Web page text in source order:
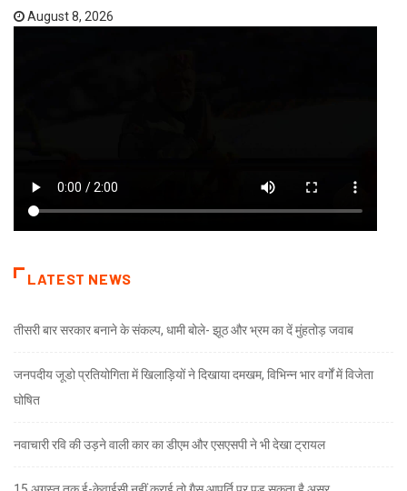
August 8, 2026
LATEST NEWS
तीसरी बार सरकार बनाने के संकल्प, धामी बोले- झूठ और भ्रम का दें मुंहतोड़ जवाब
जनपदीय जूडो प्रतियोगिता में खिलाड़ियों ने दिखाया दमखम, विभिन्न भार वर्गों में विजेता
घोषित
नवाचारी रवि की उड़ने वाली कार का डीएम और एसएसपी ने भी देखा ट्रायल